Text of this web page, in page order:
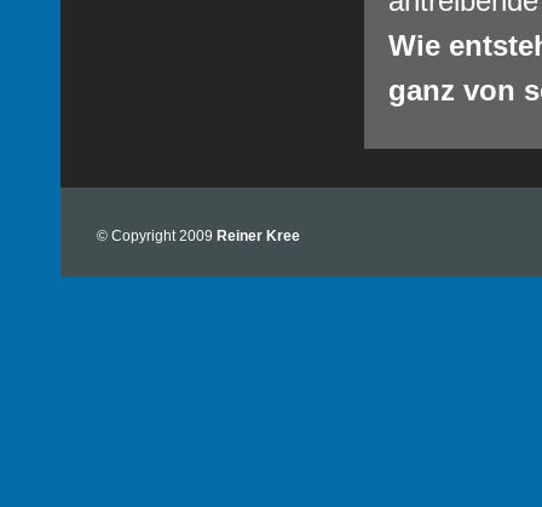
Wie
ganz von
© Copyright 2009 Reiner Kree